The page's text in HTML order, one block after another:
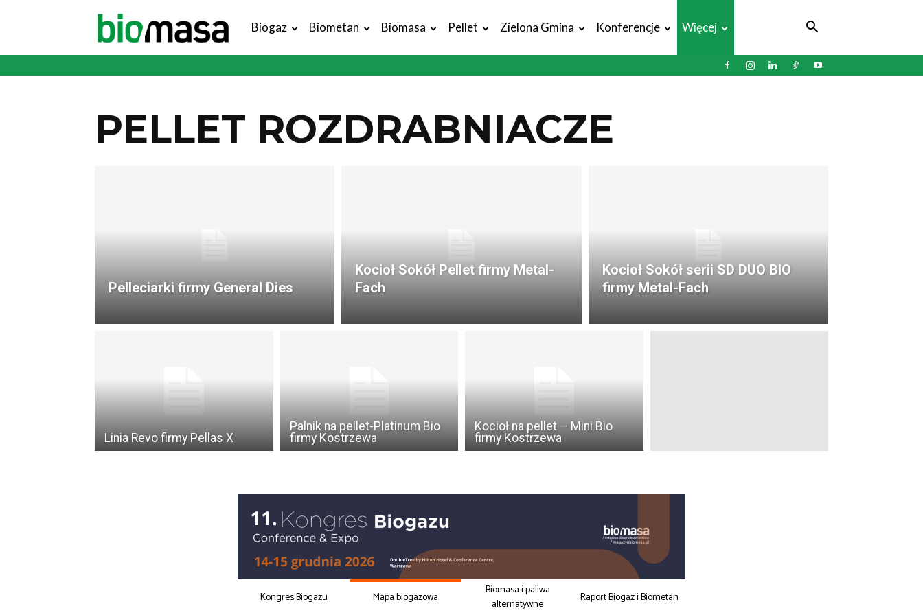
Magazyn
Biogaz Biometan Biomasa Pellet Zielona Gmina Konferencje Więcej
PELLET ROZDRABNIACZE
Pelleciarki firmy General Dies
Kocioł Sokół Pellet firmy Metal-
Fach
Kocioł Sokół serii SD DUO BIO
firmy Metal-Fach
Linia Revo firmy Pellas X
Palnik na pellet-Platinum Bio
firmy Kostrzewa
Kocioł na pellet – Mini Bio
firmy Kostrzewa
Kongres Biogazu Mapa biogazowa
Biomasa i paliwa
alternatywne
Raport Biogaz i Biometan